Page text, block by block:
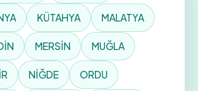
KÜTAHYA MALATYA
MERSİN MUĞLA
NİĞDE ORDU